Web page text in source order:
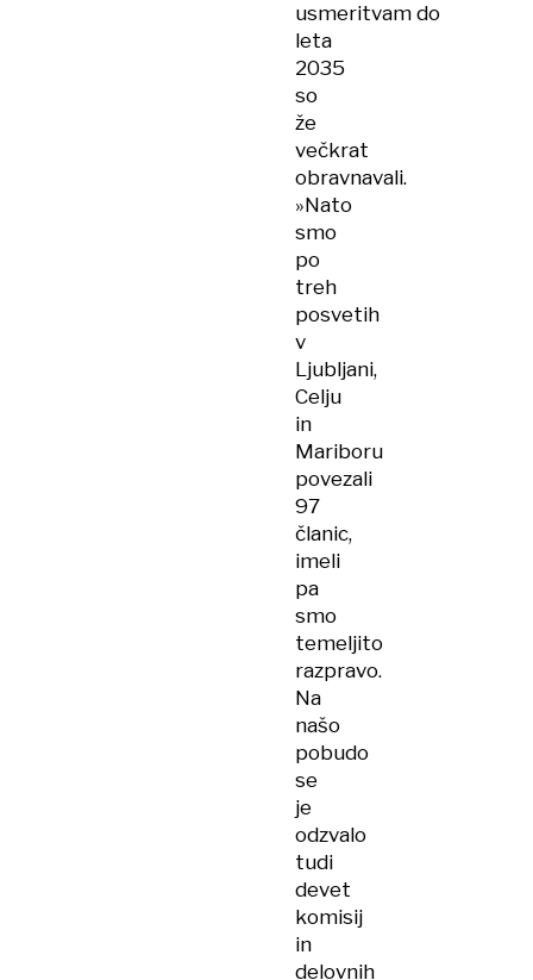
usmeritvam do
leta
2035
so
že
večkrat
obravnavali.
»Nato
smo
po
treh
posvetih
v
Ljubljani,
Celju
in
Mariboru
povezali
97
članic,
imeli
pa
smo
temeljito
razpravo.
Na
našo
pobudo
se
je
odzvalo
tudi
devet
komisij
in
delovnih